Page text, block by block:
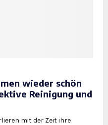
wieder schön
Reinigung und
mit der Zeit ihre